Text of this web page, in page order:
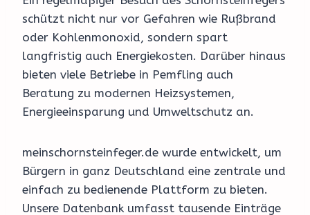
schützt nicht nur vor Gefahren wie Rußbrand
oder Kohlenmonoxid, sondern spart
langfristig auch Energiekosten. Darüber hinaus
bieten viele Betriebe in Pemfling auch
Beratung zu modernen Heizsystemen,
Energieeinsparung und Umweltschutz an.
meinschornsteinfeger.de wurde entwickelt, um
Bürgern in ganz Deutschland eine zentrale und
einfach zu bedienende Plattform zu bieten.
Unsere Datenbank umfasst tausende Einträge